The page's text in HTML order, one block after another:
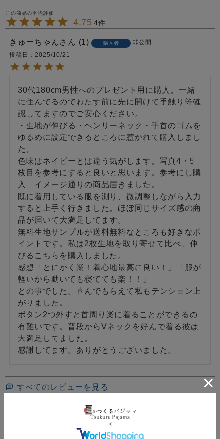
4.75 4
きゅーちゃん 1 購入者
非公開
投稿日
2025/10/21
30代180cm男性へのプレゼント用に購入。一緒
に住んでるのでわたす前に先に開けて手触り等確
認してますのでご安心ください。
・生地が伸びる・ヘンリーネック・手首のゴムを
ゆるめに設定できるところに惹かれて購入しまし
た。
色味はネイビーとは違う気がします。写真4・5
枚目を参考にすると良いと思います。参考にし購
入、イメージ通りの商品届きました。
既に着用している服を測り、微調整しながら入力
すると上手く行きました。ほぼ同じサイズ感の商
品が届いて大満足してます。
無料生地サンプルが送料無料なところも好きなポ
イントです。私は2枚生地を取り寄せて比べ、伸
びるこちらを購入しました。
感想「とにかく楽！着心地最高に良い！」「服が
軽いから動いても寝てても楽！！」
との事でした。喜んでもらえて私もテンション上
がりました。
ボタン2つ外すと首周り楽に着ることができるの
有難いです。普段からVネックを好んで着る彼は
大満足してました。
感謝してます。ありがとうございました。
すべてのレビューを見る